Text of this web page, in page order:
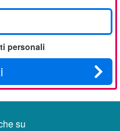
personali
su